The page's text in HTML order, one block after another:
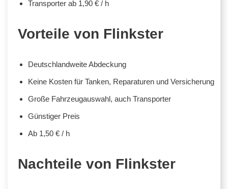
Transporter ab 1,90 € / h
Vorteile von Flinkster
Deutschlandweite Abdeckung
Keine Kosten für Tanken, Reparaturen und Versicherung
Große Fahrzeugauswahl, auch Transporter
Günstiger Preis
Ab 1,50 € / h
Nachteile von Flinkster